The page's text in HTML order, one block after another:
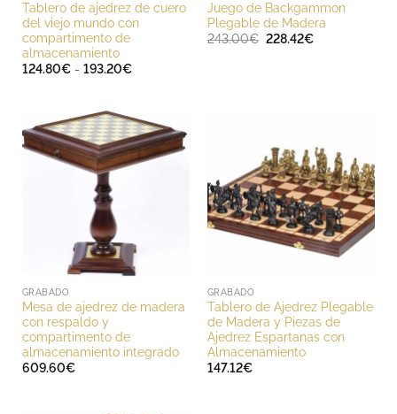
Tablero de ajedrez de cuero
del viejo mundo con
compartimento de
almacenamiento
124.80€ - 193.20€Rango
124.80€
hasta
193.20€
Juego de Backgammon
Plegable de Madera
243.00€ El
228.42€El
GRABADO
Mesa de ajedrez de madera
con respaldo y
compartimento de
almacenamiento integrado
609.60€
GRABADO
Tablero de Ajedrez Plegable
de Madera y Piezas de
Ajedrez Espartanas con
Almacenamiento
147.12€